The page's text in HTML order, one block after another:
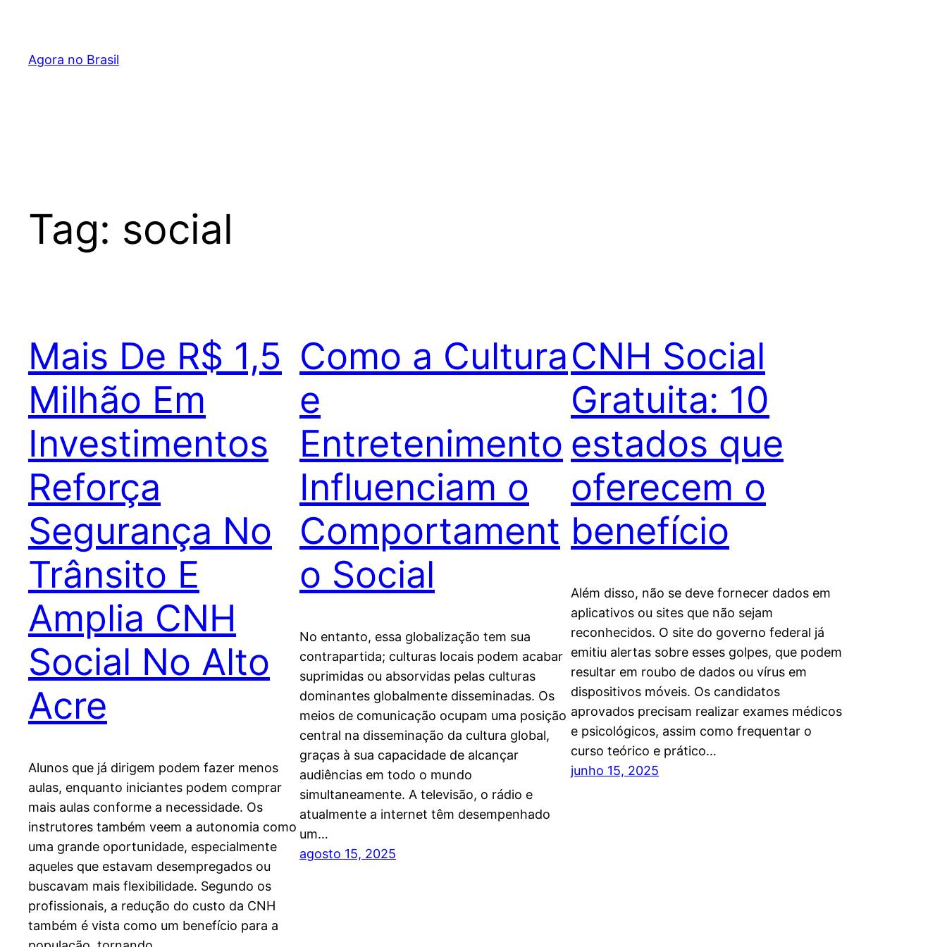
Agora no Brasil
Tag: social
Mais De R$ 1,5
Milhão Em
Investimentos
Reforça
Segurança No
Trânsito E
Amplia CNH
Social No Alto
Acre
Alunos que já dirigem podem fazer menos
aulas, enquanto iniciantes podem comprar
mais aulas conforme a necessidade. Os
instrutores também veem a autonomia como
uma grande oportunidade, especialmente
aqueles que estavam desempregados ou
buscavam mais flexibilidade. Segundo os
profissionais, a redução do custo da CNH
também é vista como um benefício para a
Como a Cultura
e
Entretenimento
Influenciam o
Comportament
o Social
No entanto, essa globalização tem sua
contrapartida; culturas locais podem acabar
suprimidas ou absorvidas pelas culturas
dominantes globalmente disseminadas. Os
meios de comunicação ocupam uma posição
central na disseminação da cultura global,
graças à sua capacidade de alcançar
audiências em todo o mundo
simultaneamente. A televisão, o rádio e
atualmente a internet têm desempenhado
um…
agosto 15, 2025
CNH Social
Gratuita: 10
estados que
oferecem o
benefício
Além disso, não se deve fornecer dados em
aplicativos ou sites que não sejam
reconhecidos. O site do governo federal já
emitiu alertas sobre esses golpes, que podem
resultar em roubo de dados ou vírus em
dispositivos móveis. Os candidatos
aprovados precisam realizar exames médicos
e psicológicos, assim como frequentar o
curso teórico e prático…
junho 15, 2025